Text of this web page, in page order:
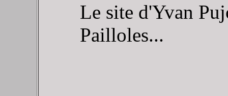
Le site d'Yvan
Pailloles...